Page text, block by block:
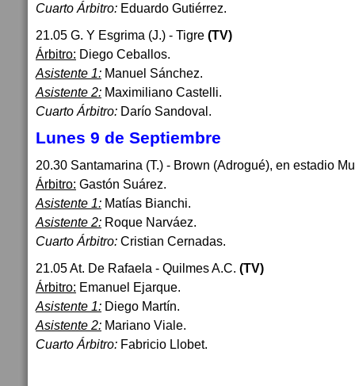
Cuarto Árbitro: Eduardo Gutiérrez.
21.05 G. Y Esgrima (J.) - Tigre (TV)
Árbitro: Diego Ceballos.
Asistente 1: Manuel Sánchez.
Asistente 2: Maximiliano Castelli.
Cuarto Árbitro: Darío Sandoval.
Lunes 9 de Septiembre
20.30 Santamarina (T.) - Brown (Adrogué), en estadio
Árbitro: Gastón Suárez.
Asistente 1: Matías Bianchi.
Asistente 2: Roque Narváez.
Cuarto Árbitro: Cristian Cernadas.
21.05 At. De Rafaela - Quilmes A.C. (TV)
Árbitro: Emanuel Ejarque.
Asistente 1: Diego Martín.
Asistente 2: Mariano Viale.
Cuarto Árbitro: Fabricio Llobet.